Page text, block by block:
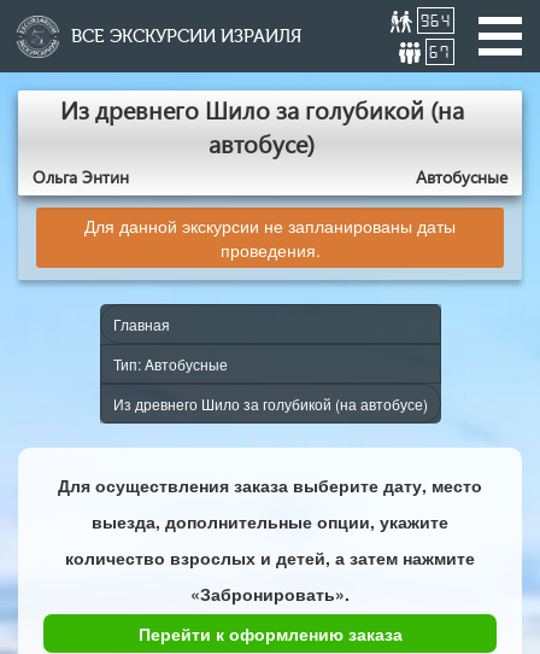
ВСЕ ЭКСКУРСИИ ИЗРАИЛЯ
964
67
Из древнего Шило за голубикой (на
автобусе)
Ольга Энтин Aвтобусные
Для данной экскурсии не запланированы даты
проведения.
Главная
Тип: Aвтобусные
Из древнего Шило за голубикой (на автобусе)
Для осуществления заказа выберите дату, место
выезда, дополнительные опции, укажите
количество взрослых и детей, а затем нажмите
«Забронировать».
Перейти к оформлению заказа